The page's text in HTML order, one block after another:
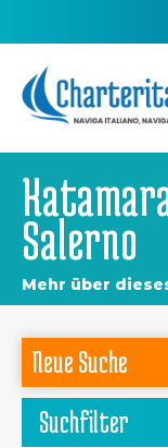
Salerno
Mehr über
Neue Suche
Suchfilter